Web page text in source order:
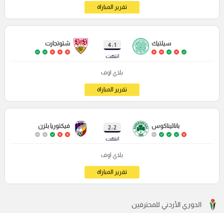
تقرير المباراة
سيلتيك
1 : 4
انتهت
شتوتجارت
بلاي اوف
تقرير المباراة
باناثيناكوس
2 : 2
انتهت
فيكتوريا بلزن
بلاي اوف
تقرير المباراة
الدوري الأردني للمحترفين